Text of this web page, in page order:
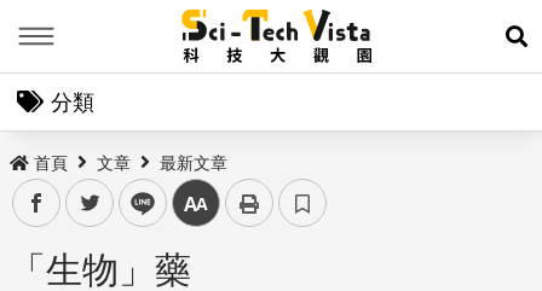
展
分類
首頁 文章 最新文章
facebooktwitter line 中
「生物」藥